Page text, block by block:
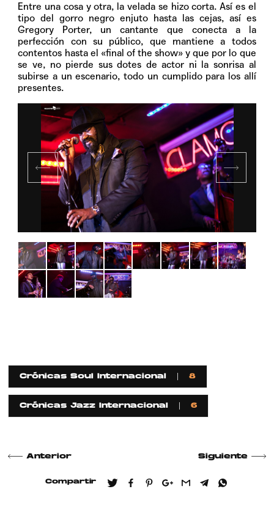
Entre una cosa y otra, la velada se hizo corta. Así es el
tipo del gorro negro enjuto hasta las cejas, así es
Gregory Porter, un cantante que conecta a la
perfección con su público, que mantiene a todos
contentos hasta el «final of the show» y que por lo que
se ve, no pierde sus dotes de actor ni la sonrisa al
subirse a un escenario, todo un cumplido para los allí
presentes.
Crónicas Soul Internacional 8
Crónicas Jazz Internacional 6
Anterior Siguiente
Compartir